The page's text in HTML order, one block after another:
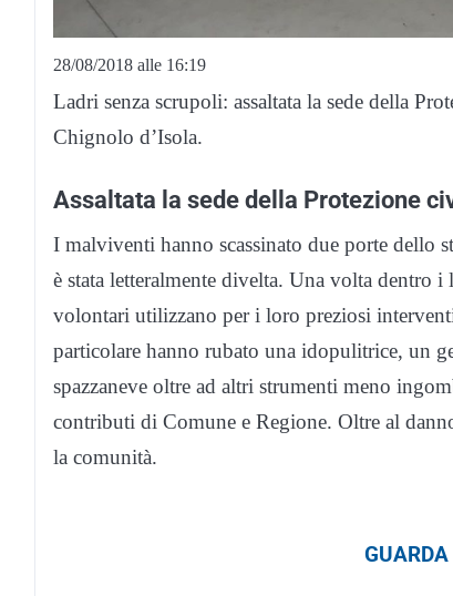
28/08/2018 alle 16:19
Ladri senza scrupoli: assaltata la sede della
Chignolo d’Isola.
Assaltata la sede della Protezione
I malviventi hanno scassinato due porte dello
è stata letteralmente divelta. Una volta dentro
volontari utilizzano per i loro preziosi
particolare hanno rubato una idopulitrice, un
spazzaneve oltre ad altri strumenti meno
contributi di Comune e Regione. Oltre al
la comunità.